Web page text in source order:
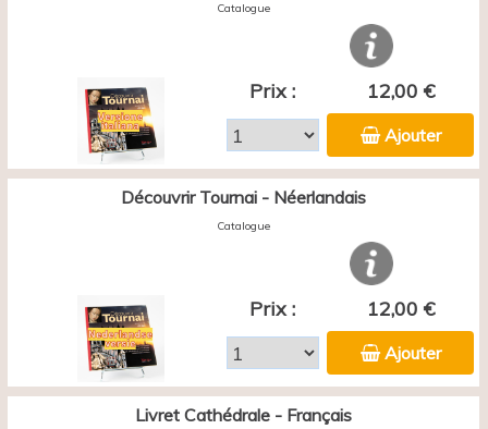
Catalogue
Prix : 12,00 €
Ajouter
Découvrir Tournai - Néerlandais
Catalogue
Prix : 12,00 €
Ajouter
Livret Cathédrale - Français